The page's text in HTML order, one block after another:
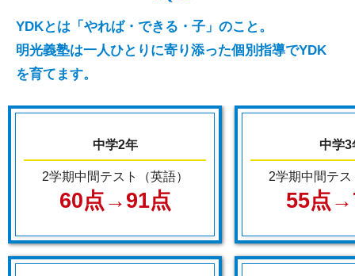
YDKとは「やれば・できる・子」のこと。
明光義塾は一人ひとりに寄り添った個別指導でYDK
を育てます。
中学2年
2学期中間テスト（英語）
60点→91点
中学3
2学期中間テ
55点